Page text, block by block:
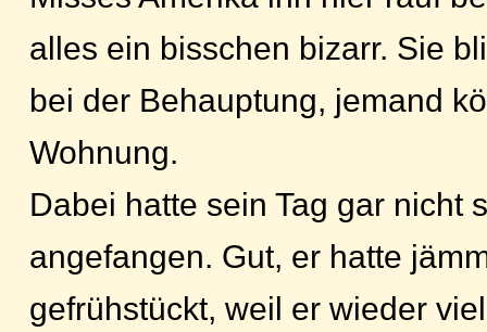
alles ein bisschen bizarr. Sie
bei der Behauptung, jemand
Wohnung.
Dabei hatte sein Tag gar nicht
angefangen. Gut, er hatte
gefrühstückt, weil er wieder